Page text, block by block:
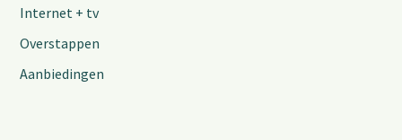
Internet + tv
Overstappen
Aanbiedingen